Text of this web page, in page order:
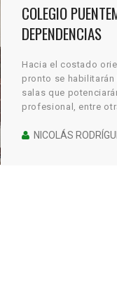
COLEGIO
DEPENDENCIAS
Hacia el costado
pronto se
salas que
profesional, entre
personas.
NICOLÁS